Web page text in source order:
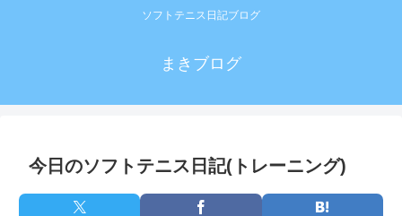
ソフトテニス日記ブログ
まきブログ
今日のソフトテニス日記(トレーニング)